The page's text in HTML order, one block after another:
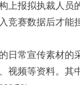
上报拟执裁人
竞赛数据后才能
日常宣传素材
视频等资料。